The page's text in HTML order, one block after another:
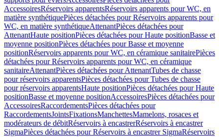
AccessoiresRéservoirs apparentsRéservoirs apparents pour WC, en
matière synthétiquePièces détachées pour Réservoirs apparents pour
WC, en matière synthétiqueAttenantPièces détachées pour
AttenantHaute positionPièces détachées pour Haute positionBasse et
moyenne positionPièces détachées pour Basse et moyenne
positionRéservoirs apparents pour WC, en céramique sanitairePièces
détachées pour Réservoirs apparents pour WC, en céramique
sanitaireAttenantPièces détachées pour AttenantTubes de chasse
pour réservoirs apparentsPièces détachées pour Tubes de chasse
pour réservoirs apparentsHaute positionPièces détachées pour Haute
positionBasse et moyenne positionAccessoiresPièces détachées pour
AccessoiresRaccordementsPièces détachées pour
RaccordementsJointsFixationsManchettesMamelons, rosaces et
modérateurs de débitRéservoirs à encastrerRéservoirs à encastrer
SigmaPièces détachées pour Réservoirs à encastrer SigmaRéservoirs